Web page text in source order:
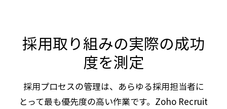
採用取り組みの実際の成功
度を測定
採用プロセスの管理は、あらゆる採用担当者に
とって最も優先度の高い作業です。Zoho Recruit